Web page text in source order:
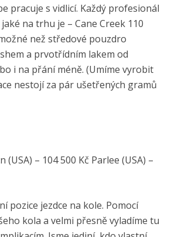
pracuje s vidlicí. Každý profesionál
na trhu je – Cane Creek 110
než středové pouzdro
a prvotřídním lakem od
i na přání méně. (Umíme vyrobit
nestojí za pár ušetřených gramů
– 104 500 Kč Parlee (USA) –
pozice jezdce na kole. Pomocí
kola a velmi přesně vyladíme tu